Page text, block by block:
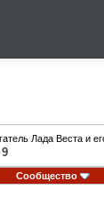
Лада Веста и
Сообщество